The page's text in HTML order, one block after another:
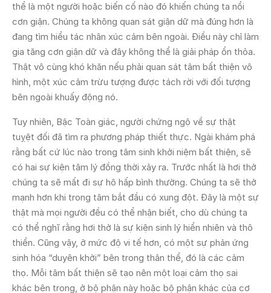
thể là một người hoặc biến cố nào đó khiến chúng ta nổi
cơn giận. Chúng ta không quan sát giận dữ mà đúng hơn là
đang tìm hiểu tác nhân xúc cảm bên ngoài. Điều này chỉ làm
gia tăng cơn giận dữ và đây không thể là giải pháp ổn thỏa.
Thật vô cùng khó khăn nếu phải quan sát tâm bất thiện vô
hình, một xúc cảm trừu tượng được tách rời với đối tượng
bên ngoài khuấy động nó.
Tuy nhiên, Bậc Toàn giác, người chứng ngộ về sự thật
tuỵệt đối đã tìm ra phương pháp thiết thực. Ngài khám phá
rằng bất cứ lúc nào trong tâm sinh khởi niệm bất thiện, sẽ
có hai sự kiện tâm lý đồng thời xảy ra. Trước nhất là hơi thở
chúng ta sẽ mất đi sự hô hấp bình thường. Chúng ta sẽ thở
mạnh hơn khi trong tâm bắt đầu có xung đột. Đây là một sự
thật mà mọi người đều có thể nhận biết, cho dù chúng ta
có thể nghĩ rằng hơi thở là sự kiện sinh lý hiển nhiên và thô
thiển. Cũng vậy, ở mức độ vi tế hơn, có một sự phản ứng
sinh hóa “duyên khởi” bên trong thân thể, đó là các cảm
thọ. Mỗi tâm bất thiện sẽ tạo nên một loại cảm thọ sai
khác bên trong, ở bộ phận này hoặc bộ phận khác của cơ